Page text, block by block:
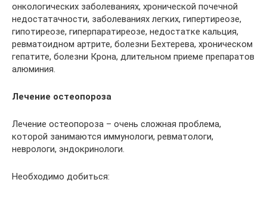
онкологических заболеваниях, хронической почечной
недостатачности, заболеваниях легких, гипертиреозе,
гипотиреозе, гиперпаратиреозе, недостатке кальция,
ревматоидном артрите, болезни Бехтерева, хроническом
гепатите, болезни Крона, длительном приеме препаратов
алюминия.
Лечение остеопороза
Лечение остеопороза – очень сложная проблема,
которой занимаются иммунологи, ревматологи,
неврологи, эндокринологи.
Необходимо добиться: